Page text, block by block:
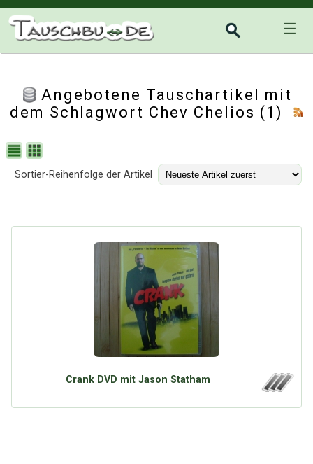
☰
Angebotene Tauschartikel mit
dem Schlagwort Chev Chelios (1)
Sortier-Reihenfolge der Artikel
Crank DVD mit Jason Statham